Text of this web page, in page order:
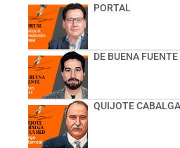
PORTAL
DE BUENA FUENTE
QUIJOTE